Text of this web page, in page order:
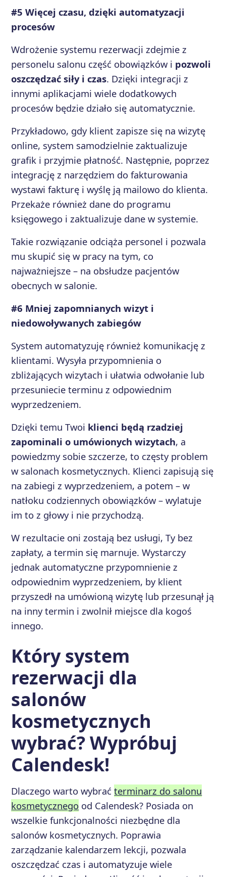
#5 Więcej czasu, dzięki automatyzacji
procesów
Wdrożenie systemu rezerwacji zdejmie z
personelu salonu część obowiązków i pozwoli
oszczędzać siły i czas. Dzięki integracji z
innymi aplikacjami wiele dodatkowych
procesów będzie działo się automatycznie.
Przykładowo, gdy klient zapisze się na wizytę
online, system samodzielnie zaktualizuje
grafik i przyjmie płatność. Następnie, poprzez
integrację z narzędziem do fakturowania
wystawi fakturę i wyślę ją mailowo do klienta.
Przekaże również dane do programu
księgowego i zaktualizuje dane w systemie.
Takie rozwiązanie odciąża personel i pozwala
mu skupić się w pracy na tym, co
najważniejsze – na obsłudze pacjentów
obecnych w salonie.
#6 Mniej zapomnianych wizyt i
niedowoływanych zabiegów
System automatyzuję również komunikację z
klientami. Wysyła przypomnienia o
zbliżających wizytach i ułatwia odwołanie lub
przesuniecie terminu z odpowiednim
wyprzedzeniem.
Dzięki temu Twoi klienci będą rzadziej
zapominali o umówionych wizytach, a
powiedzmy sobie szczerze, to częsty problem
w salonach kosmetycznych. Klienci zapisują się
na zabiegi z wyprzedzeniem, a potem – w
natłoku codziennych obowiązków – wylatuje
im to z głowy i nie przychodzą.
W rezultacie oni zostają bez usługi, Ty bez
zapłaty, a termin się marnuje. Wystarczy
jednak automatyczne przypomnienie z
odpowiednim wyprzedzeniem, by klient
przyszedł na umówioną wizytę lub przesunął ją
na inny termin i zwolnił miejsce dla kogoś
innego.
Który system
rezerwacji dla
salonów
kosmetycznych
wybrać? Wypróbuj
Calendesk!
Dlaczego warto wybraćterminarz do salonu
kosmetycznego od Calendesk? Posiada on
wszelkie funkcjonalności niezbędne dla
salonów kosmetycznych. Poprawia
zarządzanie kalendarzem lekcji, pozwala
oszczędzać czas i automatyzuje wiele